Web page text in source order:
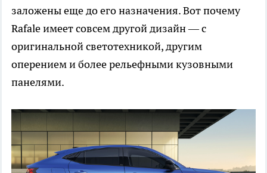
заложены еще до его назначения. Вот почему
Rafale имеет совсем другой дизайн — с
оригинальной светотехникой, другим
оперением и более рельефными кузовными
панелями.